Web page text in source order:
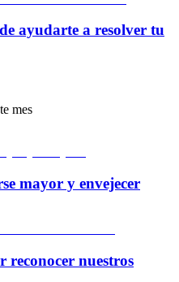
ayudarte a resolver tu
mes
mayor y envejecer
reconocer nuestros